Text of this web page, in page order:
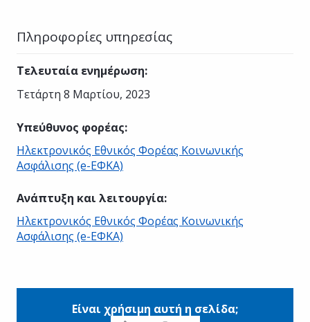
Πληροφορίες υπηρεσίας
Τελευταία ενημέρωση:
Τετάρτη 8 Μαρτίου, 2023
Υπεύθυνος φορέας:
Ηλεκτρονικός Εθνικός Φορέας Κοινωνικής
Ασφάλισης (e-ΕΦΚΑ)
Ανάπτυξη και λειτουργία:
Ηλεκτρονικός Εθνικός Φορέας Κοινωνικής
Ασφάλισης (e-ΕΦΚΑ)
Είναι χρήσιμη αυτή η σελίδα;